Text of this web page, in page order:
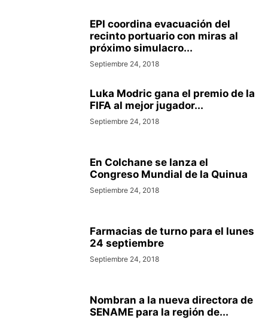
EPI coordina evacuación del
recinto portuario con miras al
próximo simulacro...
Septiembre 24, 2018
Luka Modric gana el premio de la
FIFA al mejor jugador...
Septiembre 24, 2018
En Colchane se lanza el
Congreso Mundial de la Quinua
Septiembre 24, 2018
Farmacias de turno para el lunes
24 septiembre
Septiembre 24, 2018
Nombran a la nueva directora de
SENAME para la región de...